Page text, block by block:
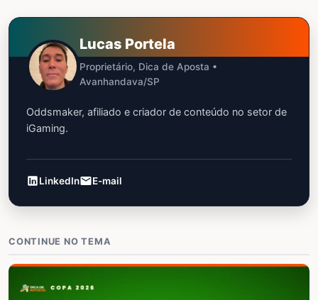
Lucas Portela
Proprietário, Dica de Aposta •
Avanhandava/SP
Oddsmaker, afiliado e criador de conteúdo no setor de
iGaming.
LinkedIn E-mail
CONTINUE NO TEMA